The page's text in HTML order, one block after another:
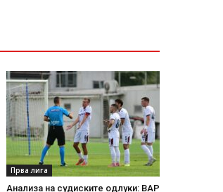
Прва лига
Анализа на судиските одлуки: ВАР